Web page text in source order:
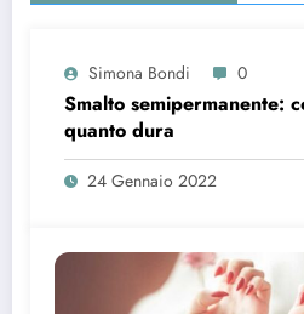
Simona Bondi 0
Smalto semipermanente:
quanto dura
24 Gennaio 2022